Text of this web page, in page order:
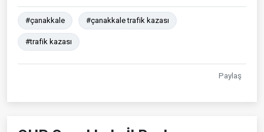
#çanakkale #çanakkale trafik kazası
#trafik kazası
Paylaş